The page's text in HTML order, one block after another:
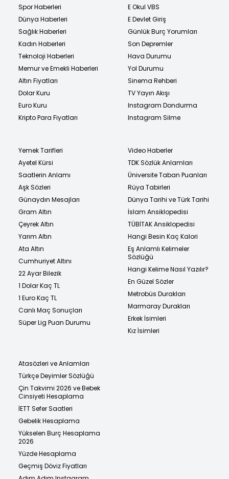
Spor Haberleri
Dünya Haberleri
Sağlık Haberleri
Kadın Haberleri
Teknoloji Haberleri
Memur ve Emekli Haberleri
Altın Fiyatları
Dolar Kuru
Euro Kuru
Kripto Para Fiyatları
E Okul VBS
E Devlet Giriş
Günlük Burç Yorumları
Son Depremler
Hava Durumu
Yol Durumu
Sinema Rehberi
TV Yayın Akışı
Instagram Dondurma
Instagram Silme
Yemek Tarifleri
Ayetel Kürsi
Saatlerin Anlamı
Aşk Sözleri
Günaydın Mesajları
Gram Altın
Çeyrek Altın
Yarım Altın
Ata Altın
Cumhuriyet Altını
22 Ayar Bilezik
1 Dolar Kaç TL
1 Euro Kaç TL
Canlı Maç Sonuçları
Süper Lig Puan Durumu
Video Haberler
TDK Sözlük Anlamları
Üniversite Taban Puanları
Rüya Tabirleri
Dünya Tarihi ve Türk Tarihi
İslam Ansiklopedisi
TÜBİTAK Ansiklopedisi
Hangi Besin Kaç Kalori
Eş Anlamlı Kelimeler
Sözlüğü
Hangi Kelime Nasıl Yazılır?
En Güzel Sözler
Metrobüs Durakları
Marmaray Durakları
Erkek İsimleri
Kız İsimleri
Atasözleri ve Anlamları
Türkçe Deyimler Sözlüğü
Çin Takvimi 2026 ve Bebek
Cinsiyeti Hesaplama
İETT Sefer Saatleri
Gebelik Hesaplama
Yükselen Burç Hesaplama
2026
Yüzde Hesaplama
Geçmiş Döviz Fiyatları